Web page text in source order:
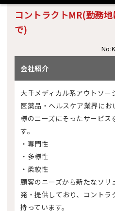
コントラクトMR(勤務
で)
会社紹介
大手メディカル系アウトソー
医薬品・ヘルスケア業界に
様のニーズにそったサービス
す。
・専門性
・多様性
・柔軟性
顧客のニーズから新たなソリ
発・提供しており、コント
持っています。